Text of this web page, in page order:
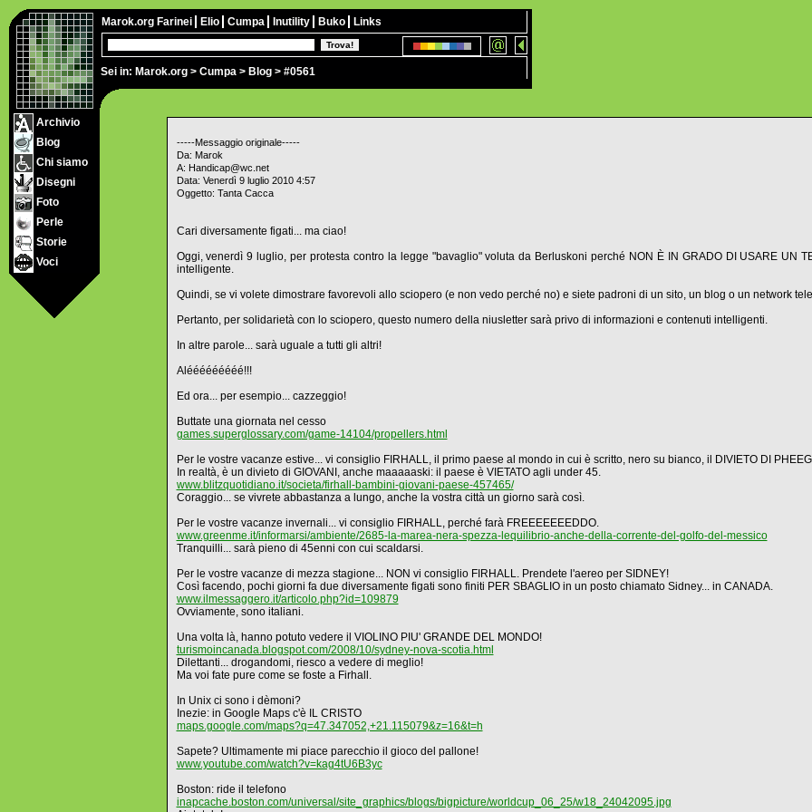
Sei in: Marok.org > Cumpa > Blog > #0561
Marok.org Farinei Elio Cumpa Inutility Buko Links
Archivio
Blog
Chi siamo
Disegni
Foto
Perle
Storie
Voci
-----Messaggio originale-----
Da: Marok
A: Handicap@wc.net
Data: Venerdì 9 luglio 2010 4:57
Oggetto: Tanta Cacca
Cari diversamente figati... ma ciao!
Oggi, venerdì 9 luglio, per protesta contro la legge "bavaglio" voluta da Berluskoni perché NON È IN GRADO DI USARE UN
intelligente.
Quindi, se vi volete dimostrare favorevoli allo sciopero (e non vedo perché no) e siete padroni di un sito, un blog o un network
Pertanto, per solidarietà con lo sciopero, questo numero della niusletter sarà privo di informazioni e contenuti intelligenti.
In altre parole... sarà uguale a tutti gli altri!
Alééééééééé!!!
Ed ora... per esempio... cazzeggio!
Buttate una giornata nel cesso
games.superglossary.com/game-14104/propellers.html
Per le vostre vacanze estive... vi consiglio FIRHALL, il primo paese al mondo in cui è scritto, nero su bianco, il DIVIETO DI
In realtà, è un divieto di GIOVANI, anche maaaaaski: il paese è VIETATO agli under 45.
www.blitzquotidiano.it/societa/firhall-bambini-giovani-paese-457465/
Coraggio... se vivrete abbastanza a lungo, anche la vostra città un giorno sarà così.
Per le vostre vacanze invernali... vi consiglio FIRHALL, perché farà FREEEEEEEDDO.
www.greenme.it/informarsi/ambiente/2685-la-marea-nera-spezza-lequilibrio-anche-della-corrente-del-golfo-del-messico
Tranquilli... sarà pieno di 45enni con cui scaldarsi.
Per le vostre vacanze di mezza stagione... NON vi consiglio FIRHALL. Prendete l'aereo per SIDNEY!
Così facendo, pochi giorni fa due diversamente figati sono finiti PER SBAGLIO in un posto chiamato Sidney... in CANADA.
www.ilmessaggero.it/articolo.php?id=109879
Ovviamente, sono italiani.
Una volta là, hanno potuto vedere il VIOLINO PIU' GRANDE DEL MONDO!
turismoincanada.blogspot.com/2008/10/sydney-nova-scotia.html
Dilettanti... drogandomi, riesco a vedere di meglio!
Ma voi fate pure come se foste a Firhall.
In Unix ci sono i dèmoni?
Inezie: in Google Maps c'è IL CRISTO
maps.google.com/maps?q=47.347052,+21.115079&z=16&t=h
Sapete? Ultimamente mi piace parecchio il gioco del pallone!
www.youtube.com/watch?v=kag4tU6B3yc
Boston: ride il telefono
inapcache.boston.com/universal/site_graphics/blogs/bigpicture/worldcup_06_25/w18_24042095.jpg